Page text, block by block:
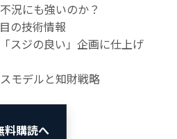
況にも強いのか？
の技術情報
スジの良い」企画に仕上げ
モデルと知財戦略
料購読へ